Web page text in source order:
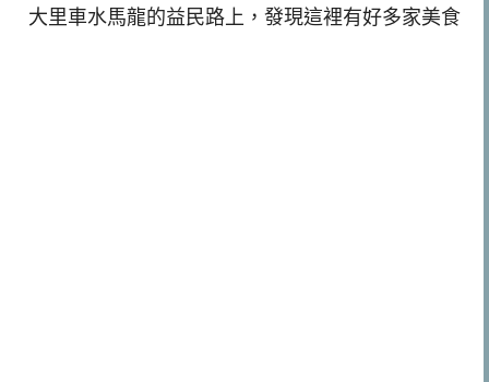
大里車水馬龍的益民路上，發現這裡有好多家美食